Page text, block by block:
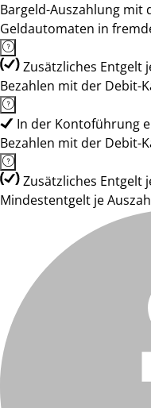
Bargeld-Auszahlung mit
Geldautomaten in
Zusätzliches Entgelt
Bezahlen mit der Debit-
In der Kontoführung
Bezahlen mit der Debit-
Zusätzliches Entgelt
Mindestentgelt je